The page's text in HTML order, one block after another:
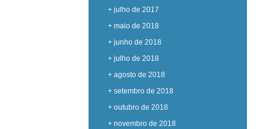
+ julho de 2017
+ maio de 2018
+ junho de 2018
+ julho de 2018
+ agosto de 2018
+ setembro de 2018
+ outubro de 2018
+ novembro de 2018